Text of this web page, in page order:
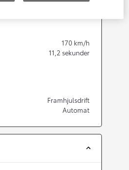
170 km/h
11,2 sekunder
Framhjulsdrift
Automat